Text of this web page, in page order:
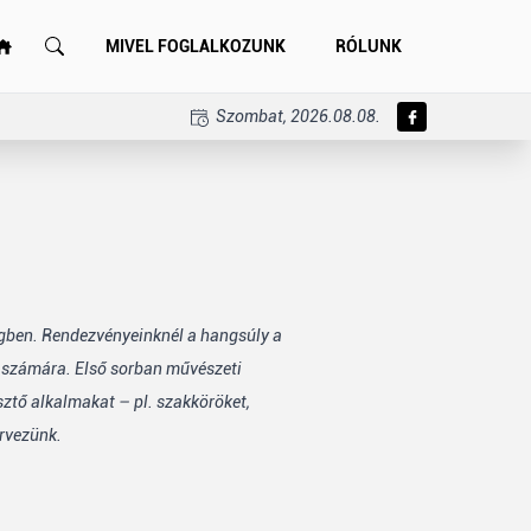
MIVEL FOGLALKOZUNK RÓLUNK
Szombat, 2026.08.08.
Rendezvényeinknél a hangsúly a
Első sorban művészeti
alkalmakat – pl. szakköröket,